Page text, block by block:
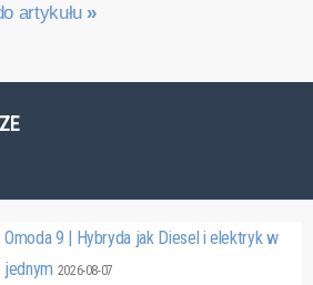
artykułu »
Omoda 9 | Hybryda jak Diesel i elektryk w
jednym 2026-08-07